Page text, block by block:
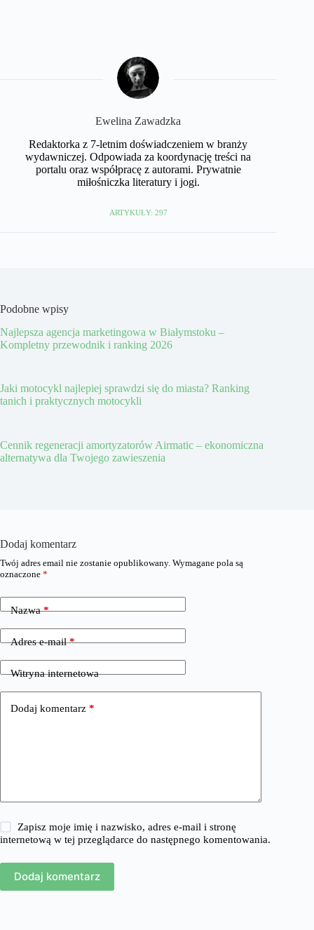
Ewelina Zawadzka
Redaktorka z 7-letnim doświadczeniem w branży
wydawniczej. Odpowiada za koordynację treści na
portalu oraz współpracę z autorami. Prywatnie
miłośniczka literatury i jogi.
ARTYKUŁY: 297
Podobne wpisy
Najlepsza agencja marketingowa w Białymstoku –
Kompletny przewodnik i ranking 2026
Jaki motocykl najlepiej sprawdzi się do miasta? Ranking
tanich i praktycznych motocykli
Cennik regeneracji amortyzatorów Airmatic – ekonomiczna
alternatywa dla Twojego zawieszenia
Dodaj komentarz
Twój adres email nie zostanie opublikowany. Wymagane pola są
oznaczone *
Nazwa*
Adres e-mail*
Witryna internetowa
Dodaj komentarz *
Zapisz moje imię i nazwisko, adres e-mail i stronę
internetową w tej przeglądarce do następnego komentowania.
Dodaj komentarz